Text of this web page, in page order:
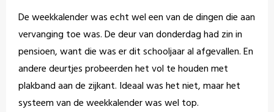
De weekkalender was echt wel een van de dingen die aan
vervanging toe was. De deur van donderdag had zin in
pensioen, want die was er dit schooljaar al afgevallen. En
andere deurtjes probeerden het vol te houden met
plakband aan de zijkant. Ideaal was het niet, maar het
systeem van de weekkalender was wel top.